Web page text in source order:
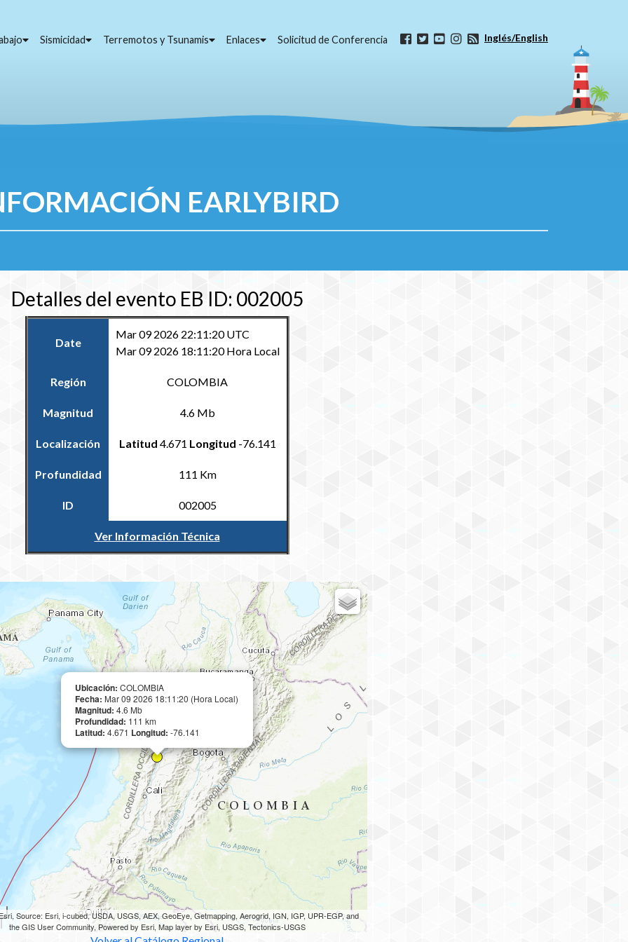
Sismicidad Terremotos y Tsunamis Enlaces Solicitud de Conferencia Inglés/English
EARLYBIRD
Detalles del evento EB ID: 002005
Date
Mar 09 2026 22:11:20 UTC
Mar 09 2026 18:11:20 Hora Local
Región COLOMBIA
Magnitud 4.6 Mb
Localización Latitud 4.671 Longitud -76.141
Profundidad 111 Km
ID 002005
Ver Información Técnica
Volver al Catálogo Regional
Ubicación: COLOMBIA
Fecha: Mar 09 2026 18:11:20 (Hora Local)
Magnitud: 4.6 Mb
Profundidad: 111 km
Latitud: 4.671 Longitud: -76.141
Source: Esri, i-cubed, USDA, USGS, AEX, GeoEye, Getmapping, Aerogrid, IGN, IGP, UPR-EGP, and
the GIS User Community, Powered by Esri, Map layer by Esri, USGS, Tectonics-USGS